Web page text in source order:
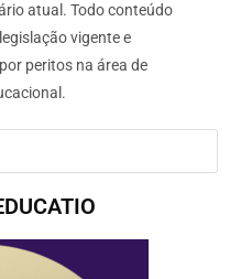
atual. Todo conteúdo
vigente e
peritos na área de